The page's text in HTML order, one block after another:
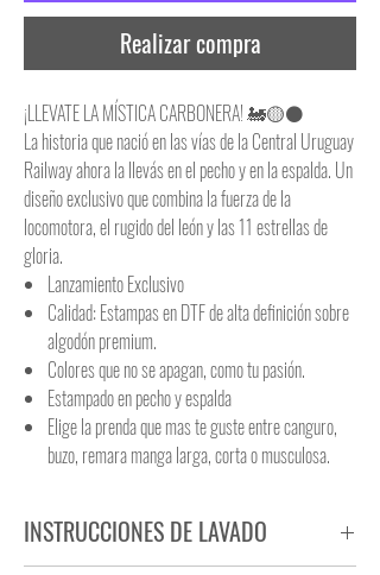
Realizar compra
¡LLEVATE LA MÍSTICA CARBONERA! 🚂🟡⚫
La historia que nació en las vías de la Central Uruguay
Railway ahora la llevás en el pecho y en la espalda. Un
diseño exclusivo que combina la fuerza de la
locomotora, el rugido del león y las 11 estrellas de
gloria.
Lanzamiento Exclusivo
Calidad: Estampas en DTF de alta definición sobre
algodón premium.
Colores que no se apagan, como tu pasión.
Estampado en pecho y espalda
Elige la prenda que mas te guste entre canguro,
buzo, remara manga larga, corta o musculosa.
INSTRUCCIONES DE LAVADO